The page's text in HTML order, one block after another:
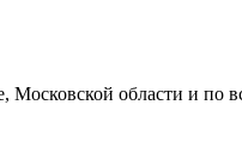
области и по